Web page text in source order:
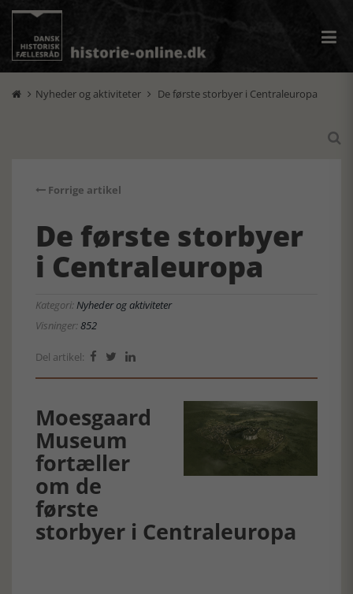
 Nyheder og aktiviteter  De første storbyer i Centraleuropa

Forrige artikel
De første storbyer
i Centraleuropa
Kategori:Nyheder og aktiviteter
Visninger:852
Del artikel:   
Moesgaard
Museum
fortæller
om de
første
storbyer i Centraleuropa